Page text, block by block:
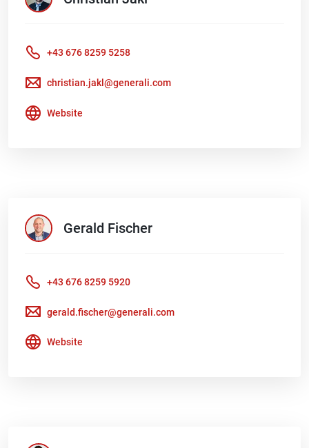
+43 676 8259 5258
christian.jakl@generali.com
Website
Gerald Fischer
+43 676 8259 5920
gerald.fischer@generali.com
Website